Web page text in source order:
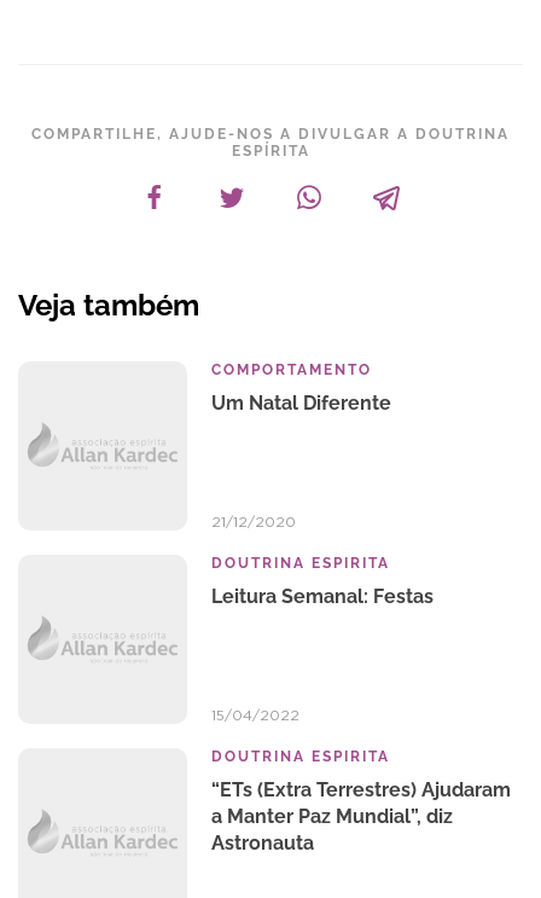
COMPARTILHE, AJUDE-NOS A DIVULGAR A DOUTRINA
ESPÍRITA
Veja também
COMPORTAMENTO
Um Natal Diferente
21/12/2020
DOUTRINA ESPIRITA
Leitura Semanal: Festas
15/04/2022
DOUTRINA ESPIRITA
“ETs (Extra Terrestres) Ajudaram
a Manter Paz Mundial”, diz
Astronauta